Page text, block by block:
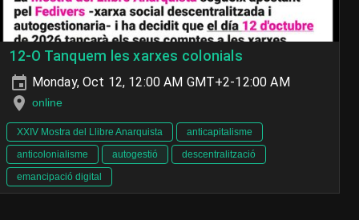
12-O Tanquem les xarxes colonials
Monday, Oct 12, 12:00 AM GMT+2-12:00 AM
online
XXIV Mostra del Llibre Anarquista
anticapitalisme
anticolonialisme
autogestió
descentralització
emancipació digital